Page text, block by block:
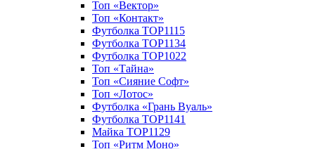
Топ «Вектор»
Топ «Контакт»
Футболка TOP1115
Футболка TOP1134
Футболка TOP1022
Топ «Тайна»
Топ «Сияние Софт»
Топ «Лотос»
Футболка «Грань Вуаль»
Футболка TOP1141
Майка TOP1129
Топ «Ритм Моно»